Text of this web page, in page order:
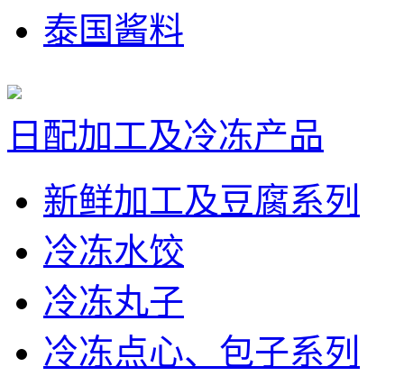
泰国酱料
日配加工及冷冻产品
新鲜加工及豆腐系列
冷冻水饺
冷冻丸子
冷冻点心、包子系列